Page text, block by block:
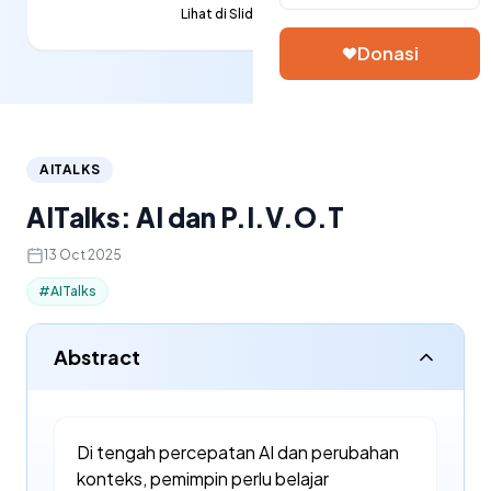
Donasi
Lihat di Slideshare →
AITALKS
AITalks: AI dan P.I.V.O.T
13 Oct 2025
#AITalks
Abstract
Di tengah percepatan AI dan perubahan
konteks, pemimpin perlu belajar